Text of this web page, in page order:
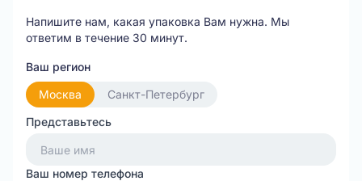
Напишите нам, какая упаковка Вам нужна. Мы
ответим в течение 30 минут.
Ваш регион
Москва
Санкт-Петербург
Представьтесь
Ваш номер телефона